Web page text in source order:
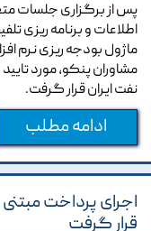
پس از برگزاری جلسات
اطلاعات و برنامه ریزی
ماژول بودجه ریزی نرم
مشاوران پنکو، مورد
نفت ایران قرار گرفت.
ادامه مطلب
اجرای پرداخت
قرار گرفت